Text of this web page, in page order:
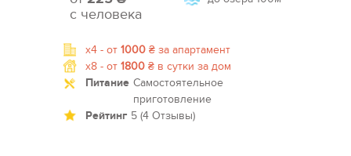
с человека
x4 - от 1000 ₴ за апартамент
x8 - от 1800 ₴ в сутки за дом
Питание Самостоятельное
приготовление
Рейтинг 5 (4 Отзывы)